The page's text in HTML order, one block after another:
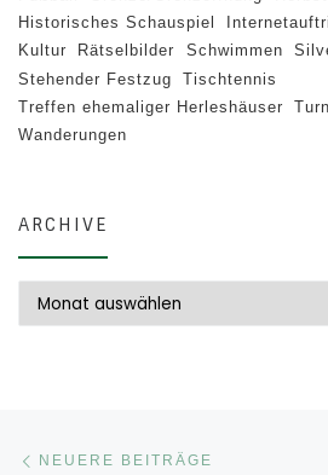
Historisches Schauspiel
Kultur
Rätselbilder Schwimmen
Stehender Festzug
Tischtennis
Treffen ehemaliger Herleshäuser
Wanderungen
ARCHIVE
Beitragsnavigation
NEUERE BEITRÄGE